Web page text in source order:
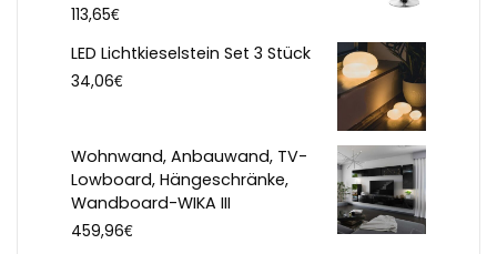
113,65€
LED Lichtkieselstein Set 3 Stück
34,06€
Wohnwand, Anbauwand, TV-
Lowboard, Hängeschränke,
Wandboard-WIKA III
459,96€